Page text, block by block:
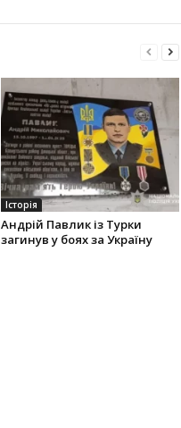
Історія
Андрій Павлик із Турки
загинув у боях за Україну